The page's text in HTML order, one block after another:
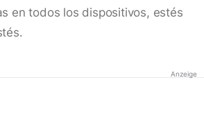
en todos los dispositivos, estés
Anzeige